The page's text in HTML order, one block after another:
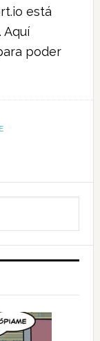
está
Aquí
poder